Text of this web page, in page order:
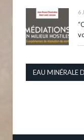
6
EAU MINÉRALE